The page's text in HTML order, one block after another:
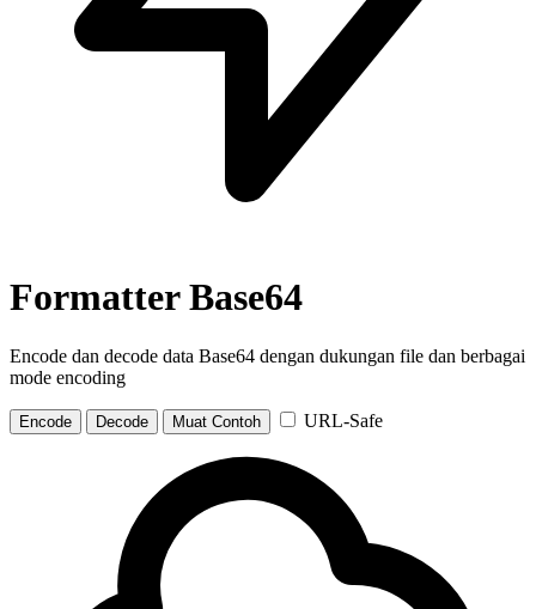
Formatter Base64
Encode dan decode data Base64 dengan dukungan file dan berbagai
mode encoding
Encode Decode Muat Contoh URL-Safe